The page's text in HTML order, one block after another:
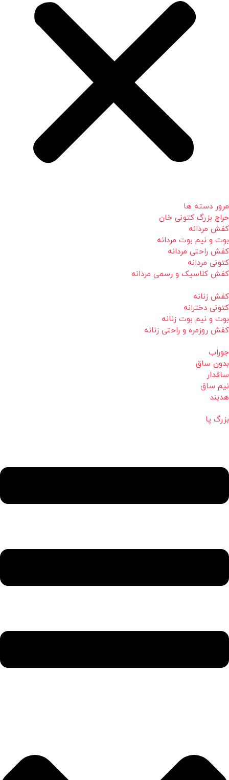
مرور دسته ها
حراج بزرگ کتونی خان
کفش مردانه
بوت و نیم بوت مردانه
کفش راحتی مردانه
کتونی مردانه
کفش کلاسیک و رسمی مردانه
کفش زنانه
کتونی دخترانه
بوت و نیم بوت زنانه
کفش روزمره و راحتی زنانه
جوراب
بدون ساق
ساقدار
نیم ساق
هدبند
بزرگ پا